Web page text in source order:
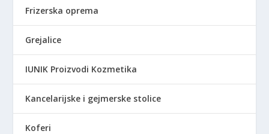
Frizerska oprema
Grejalice
IUNIK Proizvodi Kozmetika
Kancelarijske i gejmerske stolice
Koferi